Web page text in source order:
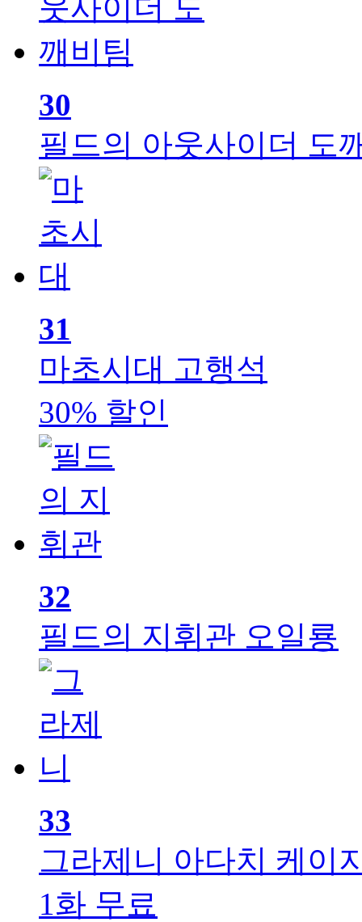
30
필드의 아웃사이더 도
31
마초시대 고행석
30% 할인
32
필드의 지휘관 오일룡
33
그라제니 아다치 케이
1화 무료